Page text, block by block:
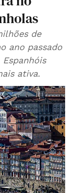
de
ano passado
ativa.